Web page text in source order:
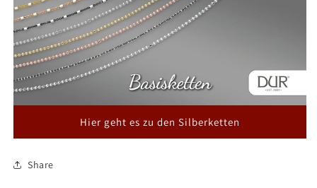
Hier geht es zu den Silberketten
Share